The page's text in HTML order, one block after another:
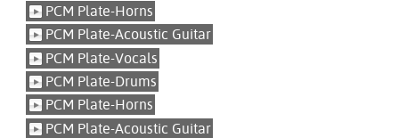
PCM Plate-Horns
PCM Plate-Acoustic Guitar
PCM Plate-Vocals
PCM Plate-Drums
PCM Plate-Horns
PCM Plate-Acoustic Guitar